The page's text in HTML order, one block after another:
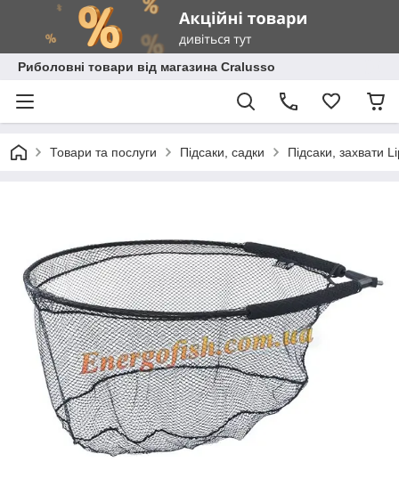
Риболовні товари від магазина Cralusso
Товари та послуги Підсаки, садки Підсаки, захвати